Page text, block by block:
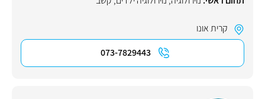
קרית אונו
073-7829443